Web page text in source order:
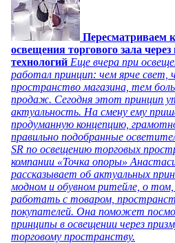
Пересматриваем
освещения торгового зала
технологий Еще вчера при
работал принцип: чем ярче свет,
пространство магазина, тем
продаж. Сегодня этот принцип
актуальность. На смену ему
продуманную концепцию,
правильно подобранные
SR по освещению торговых
компании «Точка опоры»
рассказывает об актуальных
модном и обувном ритейле, о
работать с товаром,
покупателей. Она поможет
принципы в освещении через
торговому пространству.